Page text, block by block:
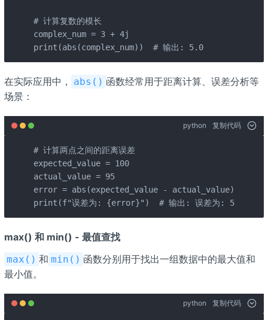
# 计算复数的模长
complex_num = 3 + 4j
print(abs(complex_num))  # 输出: 5.0
在实际应用中， abs() 函数经常用于距离计算、误差分析等
场景：
python 复制代码
# 计算两点之间的距离误差
expected_value = 100
actual_value = 95
error = abs(expected_value - actual_value)
print(f"误差为: {error}")  # 输出: 误差为: 5
max() 和 min() - 最值查找
max() 和 min() 函数分别用于找出一组数据中的最大值和
最小值。
python 复制代码